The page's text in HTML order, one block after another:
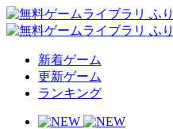
新着ゲーム
更新ゲーム
ランキング